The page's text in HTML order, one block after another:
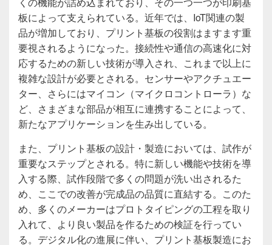
板によって支えられている。近年では、IoT関連の製
品が増加しており、プリント基板の役割はますます重
要視されるようになった。接続性や通信の高速化に対
応するための新しい技術が導入され、これまで以上に
複雑な設計が必要とされる。センサーやアクチュエー
ター、さらにはマイコン（マイクロコントローラ）な
ど、さまざまな部品が相互に連携することによって、
新たなアプリケーションを生み出している。
また、プリント基板の設計・製造においては、試作が
重要なステップとされる。特に新しい機能や技術を導
入する際、試作段階で多くの問題が洗い出されるた
め、ここでの改善が完成品の品質に直結する。このた
め、多くのメーカーはプロトタイピングの工程を取り
入れて、より良い製品を作るための検証を行ってい
る。デジタル化の進展に伴い、プリント基板製造にお